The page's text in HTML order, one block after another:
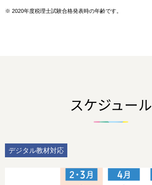
※ 2020年度税理士試験合格発表時の年齢です。
スケジュール
デジタル教材対応